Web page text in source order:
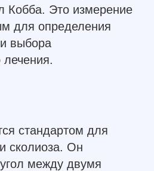
Кобба. Это измерение
для определения
выбора
лечения.
стандартом для
сколиоза. Он
между двумя